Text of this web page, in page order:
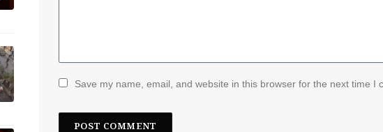
Save my name, email, and website in this browser for the next time I